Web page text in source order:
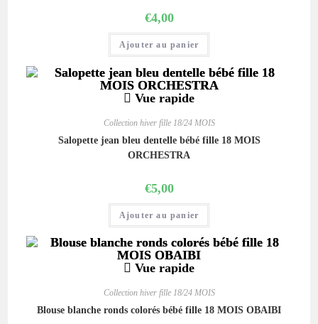
€4,00
Ajouter au panier
Vue rapide
Collection hiver fille 18/24 MOIS
Salopette jean bleu dentelle bébé fille 18 MOIS
ORCHESTRA
€5,00
Ajouter au panier
Vue rapide
Collection hiver fille 18/24 MOIS
Blouse blanche ronds colorés bébé fille 18 MOIS OBAIBI